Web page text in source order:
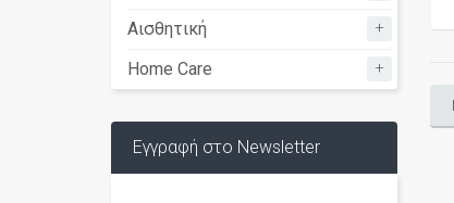
Αισθητική +
Home Care +
Εγγραφή στο Newsletter